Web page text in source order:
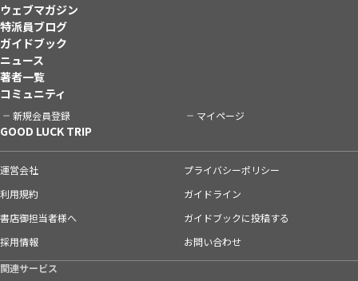
ウェブマガジン
特派員ブログ
ガイドブック
ニュース
著者一覧
コミュニティ
新規会員登録 マイページ
GOOD LUCK TRIP
運営会社
プライバシーポリシー
利用規約
ガイドライン
書店御担当者様へ
ガイドブックに投稿する
採用情報
お問い合わせ
関連サービス